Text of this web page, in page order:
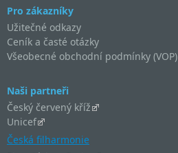
Pro zákazníky
Užitečné odkazy
Ceník a časté otázky
Všeobecné obchodní podmínky (VOP)
Naši partneři
Český červený kříž
Unicef
Česká filharmonie